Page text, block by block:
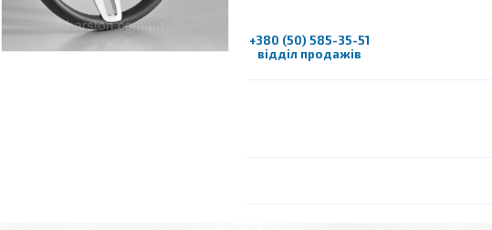
+380 (50) 585-35-51
відділ продажів